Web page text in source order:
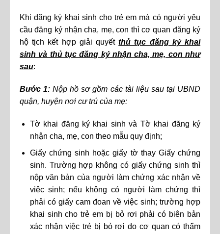
Khi đăng ký khai sinh cho trẻ em mà có người yêu
cầu đăng ký nhận cha, mẹ, con thì cơ quan đăng ký
hộ tịch kết hợp giải quyếtthủ tục đăng ký khai
sinh và thủ tục đăng ký nhận cha, mẹ, con như
sau:
Bước 1: Nộp hồ sơ gồm các tài liệu sau tại UBND
quận, huyện nơi cư trú của mẹ:
Tờ khai đăng ký khai sinh và Tờ khai đăng ký
nhận cha, mẹ, con theo mẫu quy định;
Giấy chứng sinh hoặc giấy tờ thay Giấy chứng
sinh. Trường hợp không có giấy chứng sinh thì
nộp văn bản của người làm chứng xác nhận về
việc sinh; nếu không có người làm chứng thì
phải có giấy cam đoan về việc sinh; trường hợp
khai sinh cho trẻ em bị bỏ rơi phải có biên bản
xác nhận việc trẻ bị bỏ rơi do cơ quan có thẩm